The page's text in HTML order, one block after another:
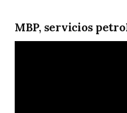
MBP, servicios